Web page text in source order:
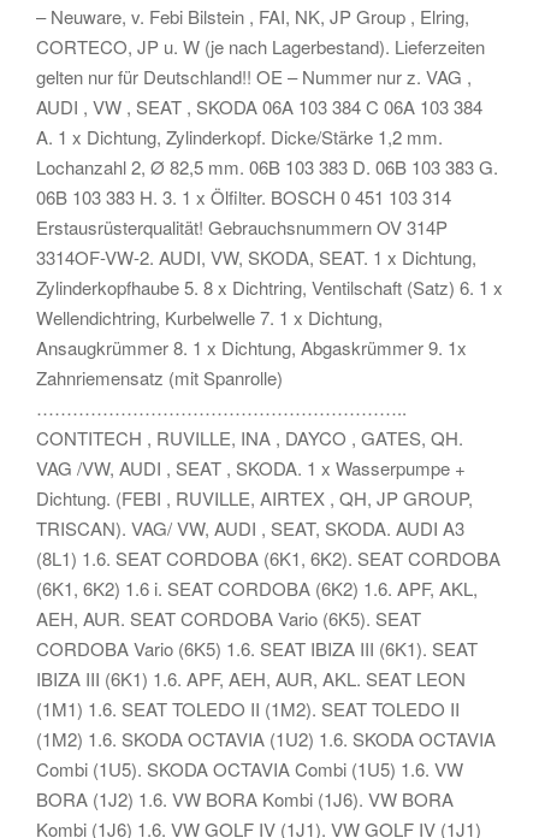
– Neuware, v. Febi Bilstein , FAI, NK, JP Group , Elring,
CORTECO, JP u. W (je nach Lagerbestand). Lieferzeiten
gelten nur für Deutschland!! OE – Nummer nur z. VAG ,
AUDI , VW , SEAT , SKODA 06A 103 384 C 06A 103 384
A. 1 x Dichtung, Zylinderkopf. Dicke/Stärke 1,2 mm.
Lochanzahl 2, Ø 82,5 mm. 06B 103 383 D. 06B 103 383 G.
06B 103 383 H. 3. 1 x Ölfilter. BOSCH 0 451 103 314
Erstausrüsterqualität! Gebrauchsnummern OV 314P
3314OF-VW-2. AUDI, VW, SKODA, SEAT. 1 x Dichtung,
Zylinderkopfhaube 5. 8 x Dichtring, Ventilschaft (Satz) 6. 1 x
Wellendichtring, Kurbelwelle 7. 1 x Dichtung,
Ansaugkrümmer 8. 1 x Dichtung, Abgaskrümmer 9. 1x
Zahnriemensatz (mit Spanrolle)
……………………………………………………..
CONTITECH , RUVILLE, INA , DAYCO , GATES, QH.
VAG /VW, AUDI , SEAT , SKODA. 1 x Wasserpumpe +
Dichtung. (FEBI , RUVILLE, AIRTEX , QH, JP GROUP,
TRISCAN). VAG/ VW, AUDI , SEAT, SKODA. AUDI A3
(8L1) 1.6. SEAT CORDOBA (6K1, 6K2). SEAT CORDOBA
(6K1, 6K2) 1.6 i. SEAT CORDOBA (6K2) 1.6. APF, AKL,
AEH, AUR. SEAT CORDOBA Vario (6K5). SEAT
CORDOBA Vario (6K5) 1.6. SEAT IBIZA III (6K1). SEAT
IBIZA III (6K1) 1.6. APF, AEH, AUR, AKL. SEAT LEON
(1M1) 1.6. SEAT TOLEDO II (1M2). SEAT TOLEDO II
(1M2) 1.6. SKODA OCTAVIA (1U2) 1.6. SKODA OCTAVIA
Combi (1U5). SKODA OCTAVIA Combi (1U5) 1.6. VW
BORA (1J2) 1.6. VW BORA Kombi (1J6). VW BORA
Kombi (1J6) 1.6. VW GOLF IV (1J1). VW GOLF IV (1J1)